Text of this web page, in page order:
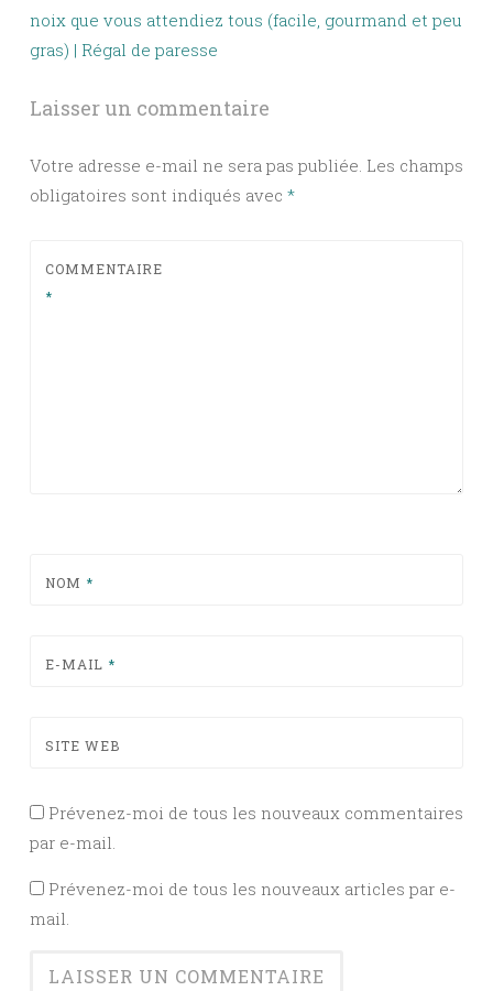
noix que vous attendiez tous (facile, gourmand et peu
gras) | Régal de paresse
Laisser un commentaire
Votre adresse e-mail ne sera pas publiée. Les champs
obligatoires sont indiqués avec *
COMMENTAIRE
*
NOM *
E-MAIL *
SITE WEB
Prévenez-moi de tous les nouveaux commentaires
par e-mail.
Prévenez-moi de tous les nouveaux articles par e-
mail.